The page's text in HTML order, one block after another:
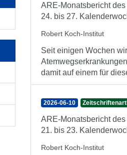
ARE-Monatsbericht
24. bis 27.
Robert Koch-Institut
Seit einigen Wochen
damit auf einem für
2026-06-10
ARE-Monatsbericht
21. bis 23.
Robert Koch-Institut